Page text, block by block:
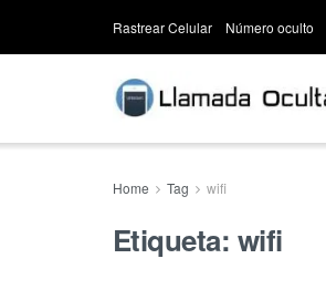
Rastrear Celular Número oculto
Home Tag wifi
Etiqueta: wifi